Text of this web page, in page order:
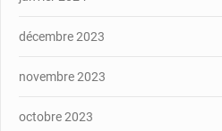
décembre 2023
novembre 2023
octobre 2023